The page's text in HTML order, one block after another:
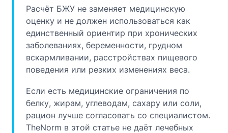
Расчёт БЖУ не заменяет медицинскую
оценку и не должен использоваться как
единственный ориентир при хронических
заболеваниях, беременности, грудном
вскармливании, расстройствах пищевого
поведения или резких изменениях веса.
Если есть медицинские ограничения по
белку, жирам, углеводам, сахару или соли,
рацион лучше согласовать со специалистом.
TheNorm в этой статье не даёт лечебных